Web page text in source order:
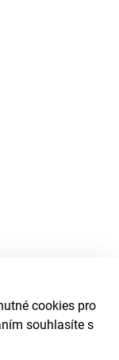
cookies pro
souhlasíte s